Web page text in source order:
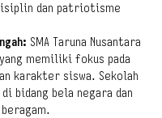
dan patriotisme
SMA Taruna Nusantara
memiliki fokus pada
karakter siswa. Sekolah
bidang bela negara dan